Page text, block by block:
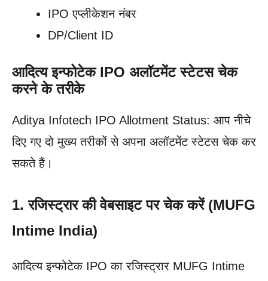
IPO एप्लीकेशन नंबर
DP/Client ID
आदित्य इन्फोटेक IPO अलॉटमेंट स्टेटस चेक
करने के तरीके
Aditya Infotech IPO Allotment Status: आप नीचे
दिए गए दो मुख्य तरीकों से अपना अलॉटमेंट स्टेटस चेक कर
सकते हैं।
1. रजिस्ट्रार की वेबसाइट पर चेक करें (MUFG
Intime India)
आदित्य इन्फोटेक IPO का रजिस्ट्रार MUFG Intime